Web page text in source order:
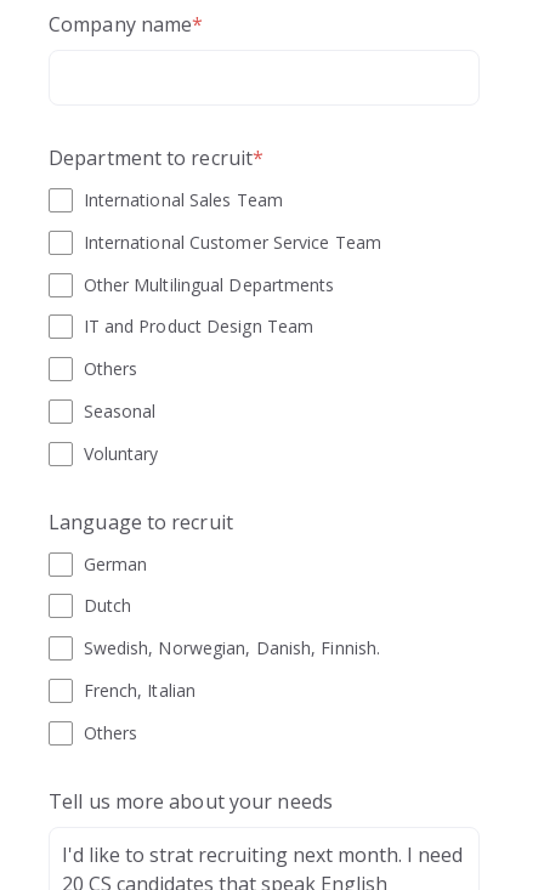
Company name*
Department to recruit*
International Sales Team
International Customer Service Team
Other Multilingual Departments
IT and Product Design Team
Others
Seasonal
Voluntary
Language to recruit
German
Dutch
Swedish, Norwegian, Danish, Finnish.
French, Italian
Others
Tell us more about your needs